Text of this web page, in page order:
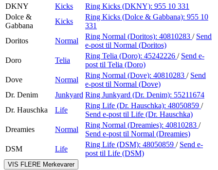
DKNY
Kicks Ring Kicks (DKNY): 955 10 331
Dolce &
Gabbana
Kicks
Ring Kicks (Dolce & Gabbana): 955 10
331
Doritos
Normal
Ring Normal (Doritos): 40810283 / Send
e-post til Normal (Doritos)
Doro
Telia
Ring Telia (Doro): 45242226 / Send e-
post til Telia (Doro)
Dove
Normal
Ring Normal (Dove): 40810283 / Send
e-post til Normal (Dove)
Dr. Denim
Junkyard Ring Junkyard (Dr. Denim): 55211674
Dr. Hauschka
Life
Ring Life (Dr. Hauschka): 48050859 /
Send e-post til Life (Dr. Hauschka)
Dreamies
Normal
Ring Normal (Dreamies): 40810283 /
Send e-post til Normal (Dreamies)
DSM
Life
Ring Life (DSM): 48050859 / Send e-
post til Life (DSM)
VIS FLERE Merkevarer